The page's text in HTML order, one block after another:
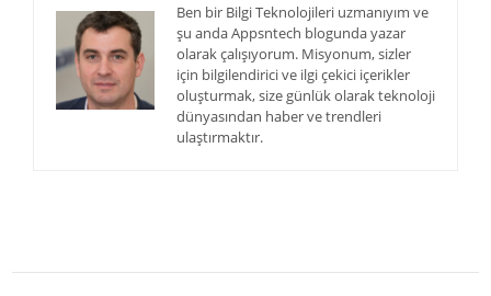
Ben bir Bilgi Teknolojileri uzmanıyım ve
şu anda Appsntech blogunda yazar
olarak çalışıyorum. Misyonum, sizler
için bilgilendirici ve ilgi çekici içerikler
oluşturmak, size günlük olarak teknoloji
dünyasından haber ve trendleri
ulaştırmaktır.